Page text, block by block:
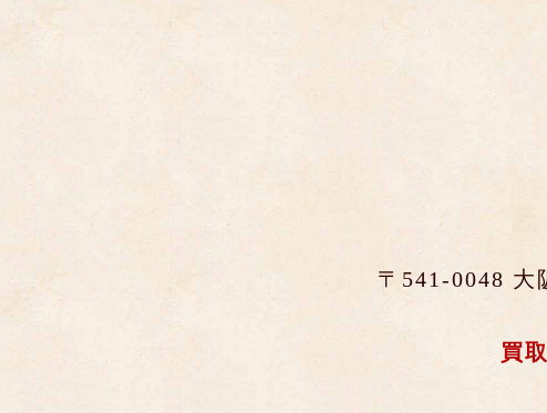
〒541-0048 大
買